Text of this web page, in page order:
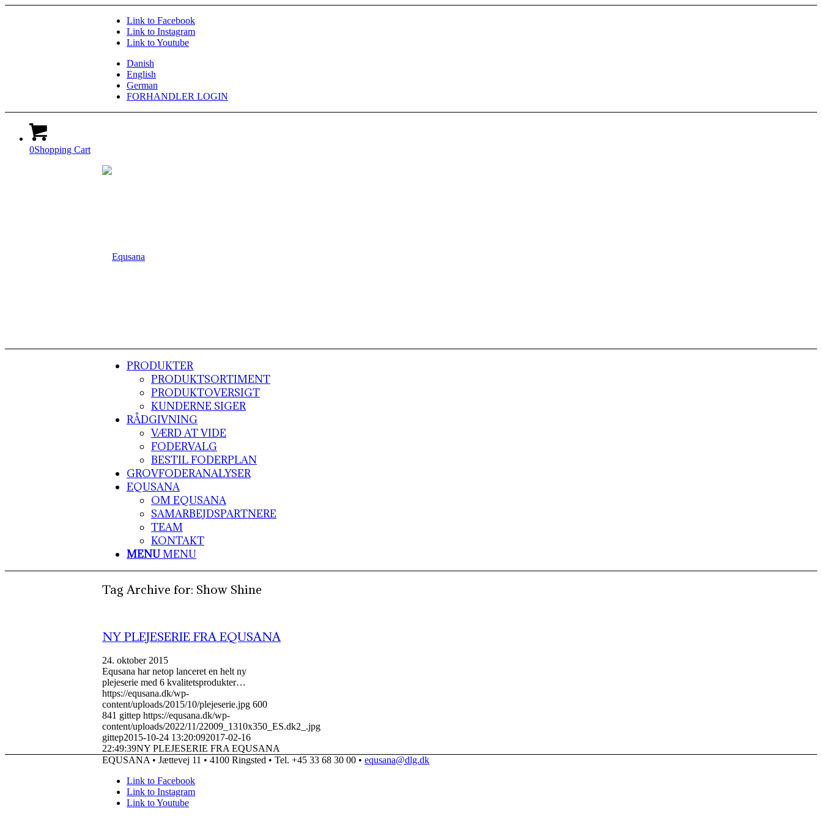
Link to Facebook
Link to Instagram
Link to Youtube
Danish
English
German
FORHANDLER LOGIN
0Shopping Cart
PRODUKTER
PRODUKTSORTIMENT
PRODUKTOVERSIGT
KUNDERNE SIGER
RÅDGIVNING
VÆRD AT VIDE
FODERVALG
BESTIL FODERPLAN
GROVFODERANALYSER
EQUSANA
OM EQUSANA
SAMARBEJDSPARTNERE
TEAM
KONTAKT
MENUMENU
Tag Archive for: Show Shine
NY PLEJESERIE FRA EQUSANA
24. oktober 2015
Equsana har netop lanceret en helt ny
plejeserie med 6 kvalitetsprodukter…
https://equsana.dk/wp-
content/uploads/2015/10/plejeserie.jpg 600
841 gittep https://equsana.dk/wp-
content/uploads/2022/11/22009_1310x350_ES.dk2_.jpg
gittep2015-10-24 13:20:092017-02-16
22:49:39NY PLEJESERIE FRA EQUSANA
EQUSANA • Jættevej 11 • 4100 Ringsted • Tel. +45 33 68 30 00 • equsana@dlg.dk
Link to Facebook
Link to Instagram
Link to Youtube